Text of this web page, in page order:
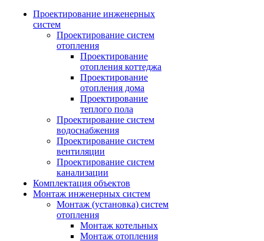
Проектирование инженерных
систем
Проектирование систем
отопления
Проектирование
отопления коттеджа
Проектирование
отопления дома
Проектирование
теплого пола
Проектирование систем
водоснабжения
Проектирование систем
вентиляции
Проектирование систем
канализации
Комплектация объектов
Монтаж инженерных систем
Монтаж (установка) систем
отопления
Монтаж котельных
Монтаж отопления